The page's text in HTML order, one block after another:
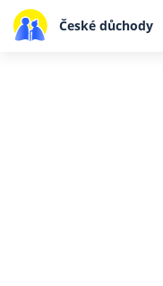
České důchody